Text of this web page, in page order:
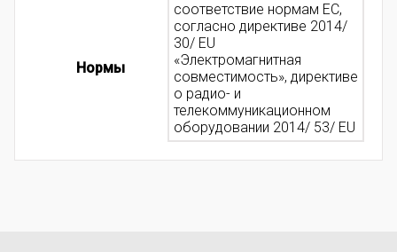
Нормы
соответствие нормам ЕС,
согласно директиве 2014/
30/ EU
«Электромагнитная
совместимость», директиве
о радио- и
телекоммуникационном
оборудовании 2014/ 53/ EU